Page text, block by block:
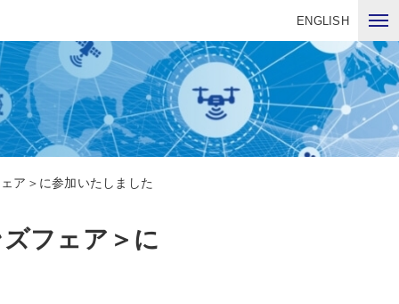
ENGLISH
ア＞に参加いたしました
フェア＞に